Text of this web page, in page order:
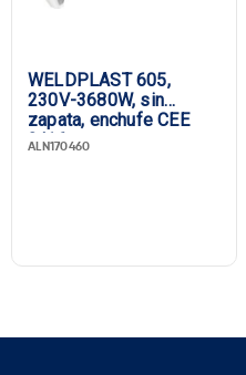
WELDPLAST 605,
230V-3680W, sin
zapata, enchufe CEE
3/16
ALN170460